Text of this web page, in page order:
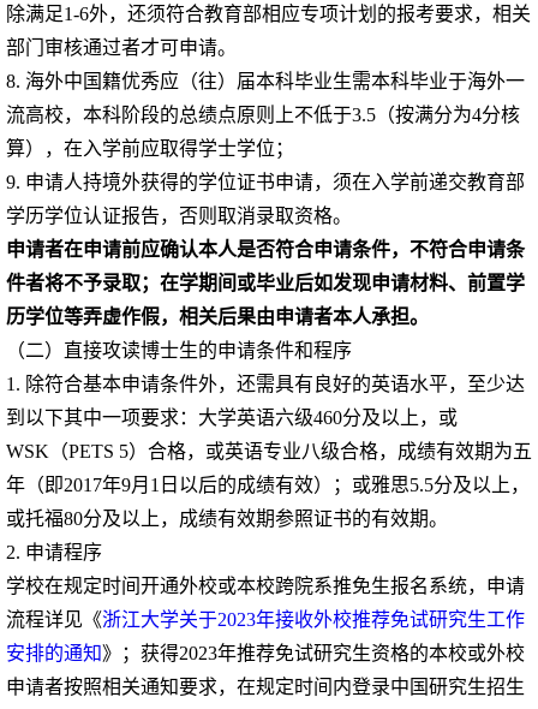
除满足1-6外，还须符合教育部相应专项计划的报考要求，相关
部门审核通过者才可申请。
8. 海外中国籍优秀应（往）届本科毕业生需本科毕业于海外一
流高校，本科阶段的总绩点原则上不低于3.5 （按满分为4分核
算），在入学前应取得学士学位；
9. 申请人持境外获得的学位证书申请，须在入学前递交教育部
学历学位认证报告，否则取消录取资格。
申请者在申请前应确认本人是否符合申请条件，不符合申请条
件者将不予录取；在学期间或毕业后如发现申请材料、前置学
历学位等弄虚作假，相关后果由申请者本人承担。
（二）直接攻读博士生的申请条件和程序
1. 除符合基本申请条件外，还需具有良好的英语水平，至少达
到以下其中一项要求：大学英语六级460分及以上，或
WSK （PETS 5）合格，或英语专业八级合格，成绩有效期为五
年（即2017年9月 1 日以后的成绩有效）；或雅思5.5分及以上，
或托福80分及以上，成绩有效期参照证书的有效期。
2. 申请程序
学校在规定时间开通外校或本校跨院系推免生报名系统，申请
流程详见《浙江大学关于2023年接收外校推荐免试研究生工作
安排的通知》；获得2023年推荐免试研究生资格的本校或外校
申请者按照相关通知要求，在规定时间内登录中国研究生招生